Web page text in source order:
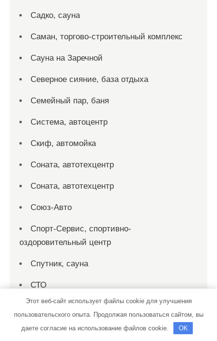
Садко, сауна
Саман, торгово-строительный комплекс
Сауна на Заречной
Северное сияние, база отдыха
Семейный пар, баня
Система, автоцентр
Скиф, автомойка
Соната, автотехцентр
Соната, автотехцентр
Союз-Авто
Спорт-Сервис, спортивно-
оздоровительный центр
Спутник, сауна
СТО
СТО
СТО 19
Этот веб-сайт использует файлы cookie для улучшения
пользовательского опыта. Продолжая пользоваться сайтом, вы
даете согласие на использование файлов cookie.
OK